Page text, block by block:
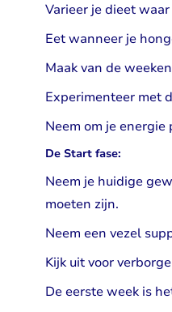
Varieer je dieet
Eet wanneer je
Maak van de
Experimenteer met
Neem om je
De Start fase:
Neem je huidige
moeten zijn.
Neem een vezel
Kijk uit voor
De eerste week is